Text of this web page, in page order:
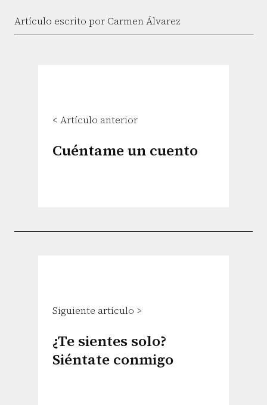
Artículo escrito por Carmen Álvarez
< Artículo anterior
Cuéntame un cuento
Siguiente artículo >
¿Te sientes solo?
Siéntate conmigo